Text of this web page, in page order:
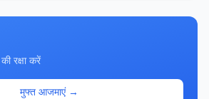
रक्षा करें
मुफ्त आजमाएं →